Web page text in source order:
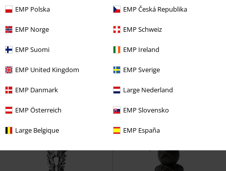
EMP Polska EMP Česká Republika
EMP Norge EMP Schweiz
EMP Suomi EMP Ireland
EMP United Kingdom EMP Sverige
EMP Danmark Large Nederland
EMP Österreich EMP Slovensko
Large Belgique EMP España
Fafner's Gold Viking Tattoo